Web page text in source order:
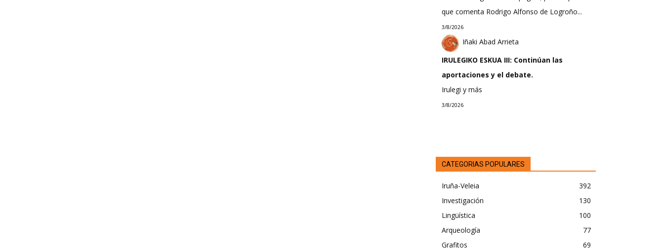
que comenta Rodrigo Alfonso de Logroño...
3/8/2026
Iñaki Abad Arrieta
IRULEGIKO ESKUA III: Continúan las
aportaciones y el debate.
Irulegi y más
3/8/2026
CATEGORIAS POPULARES
Iruña-Veleia
392
Investigación
130
Lingüística
100
Arqueología
77
Grafitos
69